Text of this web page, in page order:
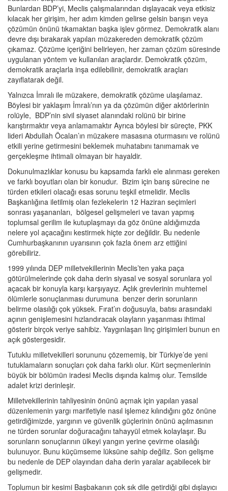
Bunlardan BDP’yi, Meclis çalışmalarından dışlayacak veya etkisiz
kılacak her girişim, her adım kimden gelirse gelsin barışın veya
çözümün önünü tıkamaktan başka işlev görmez. Demokratik alanı
devre dışı bırakarak yapılan müzakereden demokratik çözüm
çıkamaz. Çözüme içeriğini belirleyen, her zaman çözüm süresinde
uygulanan yöntem ve kullanılan araçlardır. Demokratik çözüm,
demokratik araçlarla inşa edilebilinir, demokratik araçları
zayıflatarak değil.
Yalnızca İmralı ile müzakere, demokratik çözüme ulaşılamaz.
Böylesi bir yaklaşım İmralı’nın ya da çözümün diğer aktörlerinin
rolüyle, BDP’nin sivil siyaset alanındaki rolünü bir birine
karıştırmaktır veya anlamamaktır Ayrıca böylesi bir süreçte, PKK
lideri Abdullah Öcalan’ın müzakere masasına oturmasını ve rolünü
etkili yerine getirmesini beklemek muhatabını tanımamak ve
gerçekleşme ihtimali olmayan bir hayaldir.
Dokunulmazlıklar konusu bu kapsamda farklı ele alınması gereken
ve farklı boyutları olan bir konudur. Bizim için barış sürecine ne
türden etkileri olacağı esas sorunu teşkil etmelidir. Meclis
Başkanlığına iletilmiş olan fezlekelerin 12 Haziran seçimleri
sonrası yaşananları, bölgesel gelişmeleri ve tavan yapmış
toplumsal gerilim ile kutuplaşmayı da göz önüne aldığımızda
nelere yol açacağını kestirmek hiçte zor değildir. Bu nedenle
Cumhurbaşkanının uyarısının çok fazla önem arz ettiğini
görebiliriz.
1999 yılında DEP milletvekillerinin Meclis’ten yaka paça
götürülmelerinde çok daha derin siyasal ve sosyal sorunlara yol
açacak bir konuyla karşı karşıyayız. Açlık grevlerinin muhtemel
ölümlerle sonuçlanması durumuna benzer derin sorunların
belirme olasılığı çok yüksek. Fırat’ın doğusuyla, batısı arasındaki
açının genişlemesini hızlandıracak olayların yaşanması ihtimal
gösterir birçok veriye sahibiz. Yaygınlaşan linç girişimleri bunun en
açık göstergesidir.
Tutuklu milletvekilleri sorununu çözememiş, bir Türkiye’de yeni
tutuklamaların sonuçları çok daha farklı olur. Kürt seçmenlerinin
büyük bir bölümün iradesi Meclis dışında kalmış olur. Temsilde
adalet krizi derinleşir.
Milletvekillerinin tahliyesinin önünü açmak için yapılan yasal
düzenlemenin yargı marifetiyle nasıl işlemez kılındığını göz önüne
getirdiğimizde, yargının ve güvenlik güçlerinin önünü açılmasının
ne türden sorunlar doğuracağını tahayyül etmek kolaylaşır. Bu
sorunların sonuçlarının ülkeyi yangın yerine çevirme olasılığı
bulunuyor. Bunu küçümseme lüksüne sahip değiliz. Son gelişme
bu nedenle de DEP olayından daha derin yaralar açabilecek bir
gelişmedir.
Toplumun bir kesimi Başbakanın çok sık dile getirdiği gibi dışlayıcı